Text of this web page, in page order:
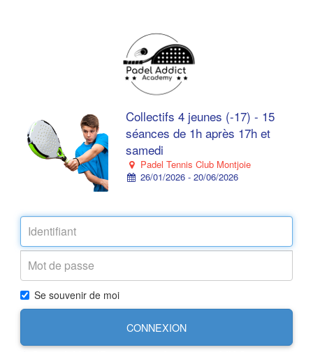
Collectifs 4 jeunes (-17) - 15
séances de 1h après 17h et
samedi
Padel Tennis Club Montjoie
26/01/2026 - 20/06/2026
Se souvenir de moi
CONNEXION